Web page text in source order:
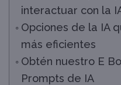
interactuar con la
Opciones de la IA
más eficientes
Obtén nuestro E
Prompts de IA